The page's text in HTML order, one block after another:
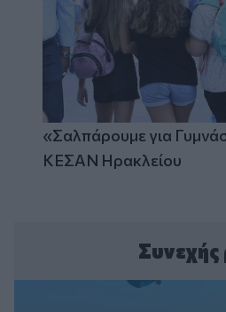
«Σαλπάρουμε για
ΚΕΣΑΝ Ηρακλείου
Συνεχής